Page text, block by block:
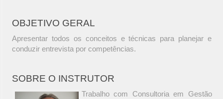
OBJETIVO GERAL
Apresentar todos os conceitos e técnicas para planejar e
conduzir entrevista por competências.
SOBRE O INSTRUTOR
Trabalho com Consultoria em Gestão